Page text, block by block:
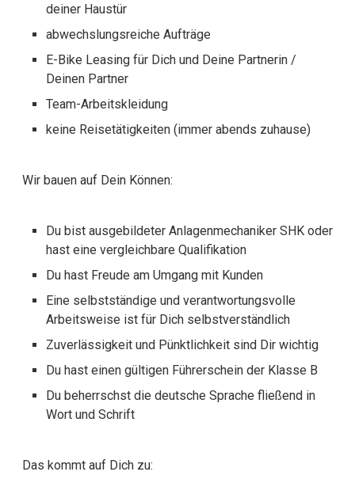
deiner Haustür
abwechslungsreiche Aufträge
E-Bike Leasing für Dich und Deine Partnerin /
Deinen Partner
Team-Arbeitskleidung
keine Reisetätigkeiten (immer abends zuhause)
Wir bauen auf Dein Können:
Du bist ausgebildeter Anlagenmechaniker SHK oder
hast eine vergleichbare Qualifikation
Du hast Freude am Umgang mit Kunden
Eine selbstständige und verantwortungsvolle
Arbeitsweise ist für Dich selbstverständlich
Zuverlässigkeit und Pünktlichkeit sind Dir wichtig
Du hast einen gültigen Führerschein der Klasse B
Du beherrschst die deutsche Sprache fließend in
Wort und Schrift
Das kommt auf Dich zu: